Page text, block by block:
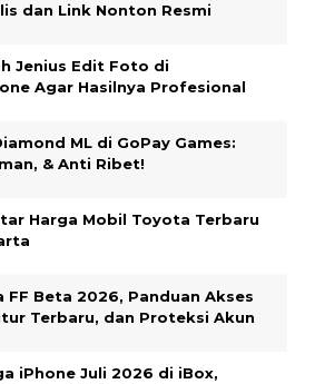
dan Link Nonton Resmi
Jenius Edit Foto di
Agar Hasilnya Profesional
ML di GoPay Games:
& Anti Ribet!
Harga Mobil Toyota Terbaru
FF Beta 2026, Panduan Akses
Terbaru, dan Proteksi Akun
iPhone Juli 2026 di iBox,